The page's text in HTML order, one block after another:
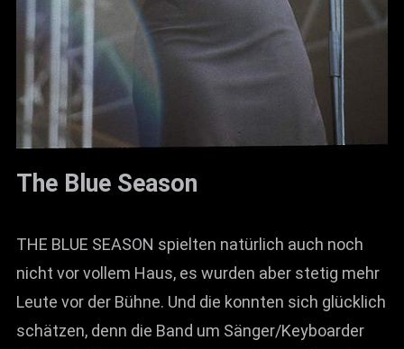
The Blue Season
THE BLUE SEASON spielten natürlich auch noch
nicht vor vollem Haus, es wurden aber stetig mehr
Leute vor der Bühne. Und die konnten sich glücklich
schätzen, denn die Band um Sänger/Keyboarder